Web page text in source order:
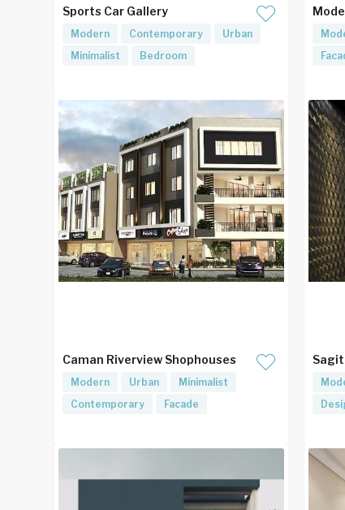
Sports Car Gallery
Modern Contemporary
Urban
Minimalist
Bedroom
Caman Riverview Shophouses
Modern Urban
Minimalist
Contemporary
Facade